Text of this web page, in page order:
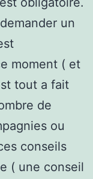
un
moment ( et
tout a fait
de
ou
conseils
( une conseil